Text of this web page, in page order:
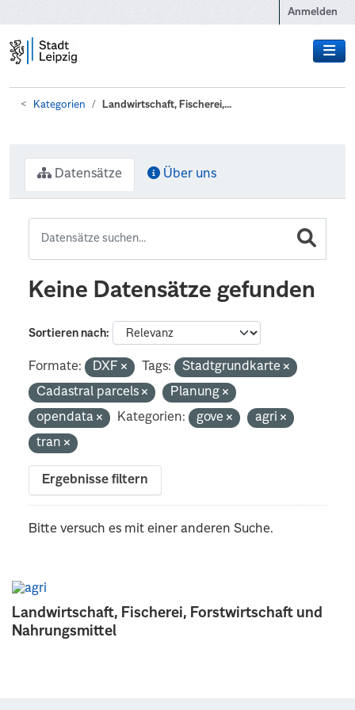
Anmelden
Kategorien Landwirtschaft, Fischerei,...
Landwirtschaft, Fischerei, Forstwirtschaft und
Nahrungsmittel
Datensätze Über uns
Keine Datensätze gefunden
Sortieren nach
Formate: DXF Tags:
Stadtgrundkarte
Cadastral parcels
Planung
opendata
Kategorien: gove
agri
tran
Ergebnisse filtern
Bitte versuch es mit einer anderen Suche.